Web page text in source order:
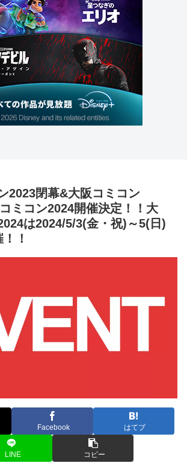
2023閉幕&大阪コミコン
ミコン2024開催決定！！大
は2024/5/3(金・祝)～5(日)
！
Facebook はてブ
LINE コピー